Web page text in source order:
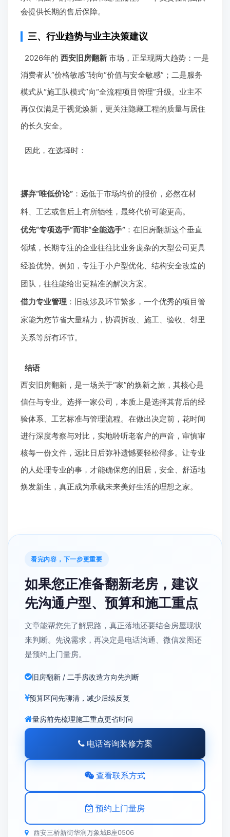
会提供长期的售后保障。
三、行业趋势与业主决策建议
2026年的 西安旧房翻新市场，正呈现两大趋势：一是
消费者从“价格敏感”转向“价值与安全敏感”；二是服务
模式从“施工队模式”向“全流程项目管理”升级。业主不
再仅仅满足于视觉焕新，更关注隐藏工程的质量与居住
的长久安全。
因此，在选择时：
摒弃“唯低价论” ：远低于市场均价的报价，必然在材
料、工艺或售后上有所牺牲，最终代价可能更高。
优先“专项选手”而非“全能选手” ：在旧房翻新这个垂直
领域，长期专注的企业往往比业务庞杂的大型公司更具
经验优势。例如，专注于小户型优化、结构安全改造的
团队，往往能给出更精准的解决方案。
借力专业管理 ：旧改涉及环节繁多，一个优秀的项目管
家能为您节省大量精力，协调拆改、施工、验收、邻里
关系等所有环节。
结语
西安旧房翻新，是一场关于“家”的焕新之旅，其核心是
信任与专业。选择一家公司，本质上是选择其背后的经
验体系、工艺标准与管理流程。在做出决定前，花时间
进行深度考察与对比，实地聆听老客户的声音，审慎审
核每一份文件，远比日后弥补遗憾要轻松得多。让专业
的人处理专业的事，才能确保您的旧居，安全、舒适地
焕发新生，真正成为承载未来美好生活的理想之家。
看完内容，下一步更重要
如果您正准备翻新老房，建议
先沟通户型、预算和施工重点
文章能帮您先了解思路，真正落地还要结合房屋现状
来判断。先说需求，再决定是电话沟通、微信发图还
是预约上门量房。
旧房翻新 / 二手房改造方向先判断
预算区间先聊清，减少后续反复
量房前先梳理施工重点更省时间
电话咨询装修方案
查看联系方式
预约上门量房
西安三桥新街华润万象城B座0506